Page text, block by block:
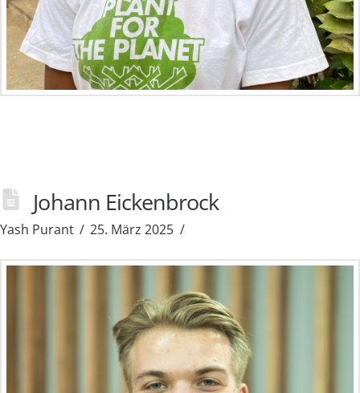
Johann Eickenbrock
Yash Purant 25. März 2025